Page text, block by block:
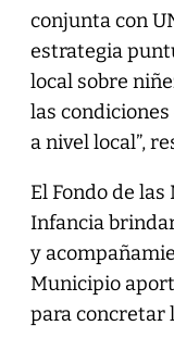
conjunta con
estrategia
local sobre
las
a nivel local”,
El Fondo de
Infancia
y
Municipio
para concretar